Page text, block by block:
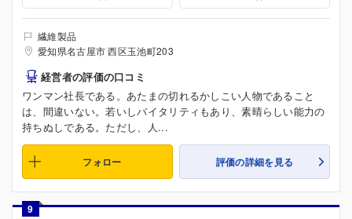
繊維製品
愛知県名古屋市 西区玉池町203
経営者の評価の口コミ
ワンマン社長である。あたまの切れるかしこい人物であること
は、間違いない。若いしバイタリティもあり、素晴らしい能力の
持ちぬしである。ただし、人...
フォロー 評価の詳細を見る
9